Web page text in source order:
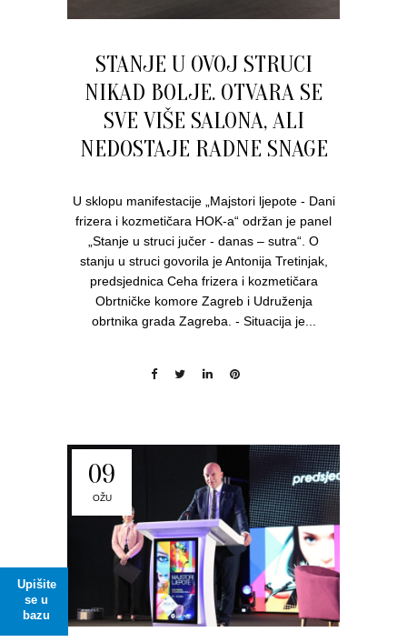
Upišite
se u
bazu
STANJE U OVOJ STRUCI
NIKAD BOLJE. OTVARA SE
SVE VIŠE SALONA, ALI
NEDOSTAJE RADNE SNAGE
U sklopu manifestacije „Majstori ljepote - Dani
frizera i kozmetičara HOK-a“ održan je panel
„Stanje u struci jučer - danas – sutra“. O
stanju u struci govorila je Antonija Tretinjak,
predsjednica Ceha frizera i kozmetičara
Obrtničke komore Zagreb i Udruženja
obrtnika grada Zagreba. - Situacija je...
09
OŽU